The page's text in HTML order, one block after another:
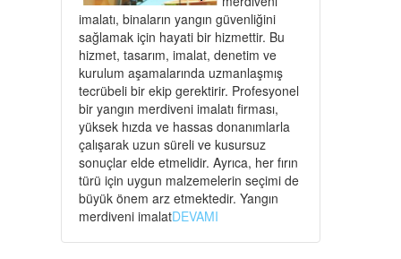
imalatı, binaların yangın güvenliğini
sağlamak için hayati bir hizmettir. Bu
hizmet, tasarım, imalat, denetim ve
kurulum aşamalarında uzmanlaşmış
tecrübeli bir ekip gerektirir. Profesyonel
bir yangın merdiveni imalatı firması,
yüksek hızda ve hassas donanımlarla
çalışarak uzun süreli ve kusursuz
sonuçlar elde etmelidir. Ayrıca, her fırın
türü için uygun malzemelerin seçimi de
büyük önem arz etmektedir. Yangın
merdiveni imalatDEVAMI